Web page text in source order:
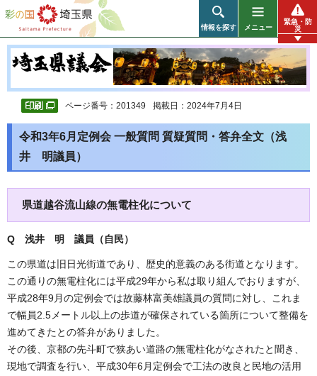
彩の国 埼玉県
情報を探す メニュー
緊急・防
災
ページ番号：201349 掲載日：2024年7月4日
令和3年6月定例会 一般質問 質疑質問・答弁全文（浅
井 明議員）
県道越谷流山線の無電柱化について
Q 浅井 明 議員（自民）
この県道は旧日光街道であり、歴史的意義のある街道となります。
この通りの無電柱化には平成29年から私は取り組んでおりますが、
平成28年9月の定例会では故藤林富美雄議員の質問に対し、これま
で幅員2.5メートル以上の歩道が確保されている箇所について整備を
進めてきたとの答弁がありました。
その後、京都の先斗町で狭あい道路の無電柱化がなされたと聞き、
現地で調査を行い、平成30年6月定例会で工法の改良と民地の活用